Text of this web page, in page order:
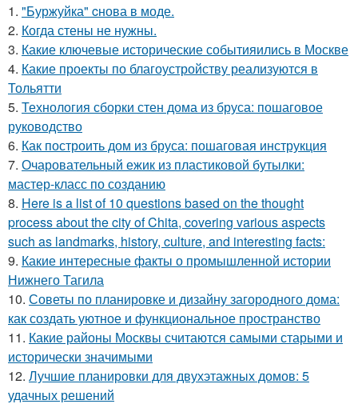
1. "Буржуйка" cнова в моде.
2. Когда стены не нужны.
3. Какие ключевые исторические событияились в Москве
4. Какие проекты по благоустройству реализуются в
Тольятти
5. Технология сборки стен дома из бруса: пошаговое
руководство
6. Как построить дом из бруса: пошаговая инструкция
7. Очаровательный ежик из пластиковой бутылки:
мастер-класс по созданию
8. Here is a list of 10 questions based on the thought
process about the city of Chita, covering various aspects
such as landmarks, history, culture, and interesting facts:
9. Какие интересные факты о промышленной истории
Нижнего Тагила
10. Советы по планировке и дизайну загородного дома:
как создать уютное и функциональное пространство
11. Какие районы Москвы считаются самыми старыми и
исторически значимыми
12. Лучшие планировки для двухэтажных домов: 5
удачных решений